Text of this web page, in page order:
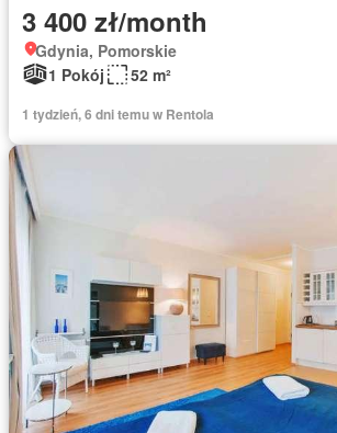
3 400 zł/month
Gdynia, Pomorskie
1 Pokój
52 m²
1 tydzień, 6 dni temu w Rentola